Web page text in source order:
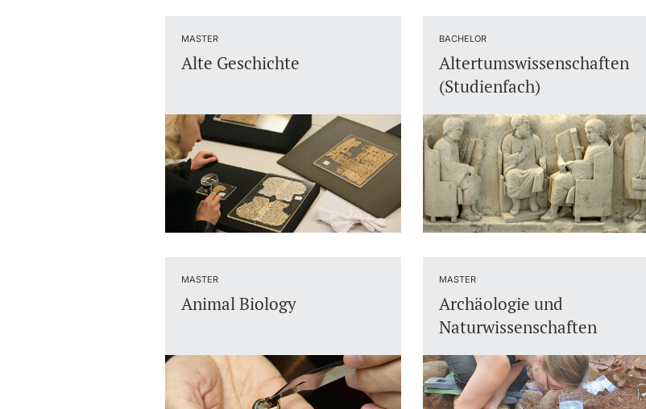
MASTER
Alte Geschichte
BACHELOR
Altertumswissenschaften
(Studienfach)
MASTER
Animal Biology
MASTER
Archäologie und
Naturwissenschaften